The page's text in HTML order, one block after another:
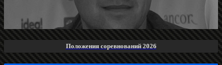
Положения соревнований 2026